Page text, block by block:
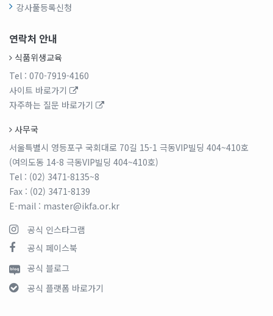
강사풀등록신청
연락처 안내
식품위생교육
Tel : 070-7919-4160
사이트 바로가기
자주하는 질문 바로가기
사무국
서울특별시 영등포구 국회대로 70길 15-1 극동VIP빌딩 404~410호
(여의도동 14-8 극동VIP빌딩 404~410호)
Tel : (02) 3471-8135~8
Fax : (02) 3471-8139
E-mail : master@ikfa.or.kr
공식 인스타그램
공식 페이스북
공식 블로그
공식 플랫폼 바로가기